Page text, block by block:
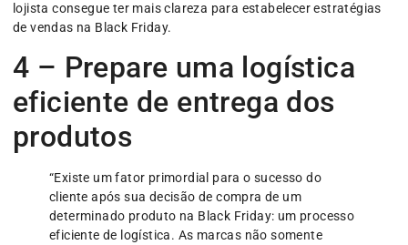
lojista consegue ter mais clareza para estabelecer estratégias
de vendas na Black Friday.
4 – Prepare uma logística
eficiente de entrega dos
produtos
“Existe um fator primordial para o sucesso do
cliente após sua decisão de compra de um
determinado produto na Black Friday: um processo
eficiente de logística. As marcas não somente